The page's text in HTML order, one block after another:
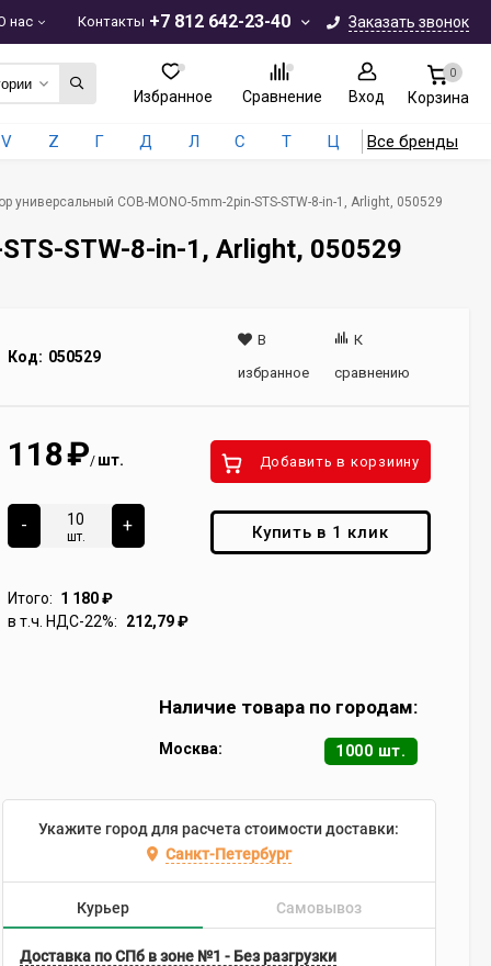
+7 812 642-23-40 Заказать звонок
нас Контакты
Избранное Сравнение Вход
0
Корзина
V Z Г Д Л С Т Ц Все бренды
универсальный COB-MONO-5mm-2pin-STS-STW-8-in-1, Arlight, 050529
STW-8-in-1, Arlight, 050529
Код: 050529
В
избранное
К
сравнению
118₽/ шт.
-
шт.
+
Итого: 1 180₽
в т.ч. НДС-22%:
212,79₽
Добавить в корзиину
Купить в 1 клик
Наличие товара по городам:
Москва: 1000 шт.
Укажите город для расчета стоимости доставки:
Санкт-Петербург
Курьер Самовывоз
Доставка по СПб в зоне №1 - Без разгрузки